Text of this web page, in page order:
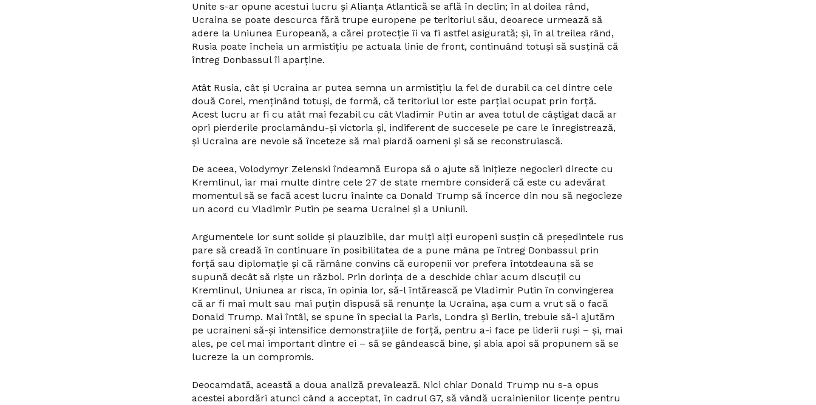
Unite s-ar opune acestui lucru și Alianța Atlantică se află în declin; în al doilea rând,
Ucraina se poate descurca fără trupe europene pe teritoriul său, deoarece urmează să
adere la Uniunea Europeană, a cărei protecție îi va fi astfel asigurată; și, în al treilea rând,
Rusia poate încheia un armistițiu pe actuala linie de front, continuând totuși să susțină că
întreg Donbassul îi aparține.
Atât Rusia, cât și Ucraina ar putea semna un armistițiu la fel de durabil ca cel dintre cele
două Corei, menținând totuși, de formă, că teritoriul lor este parțial ocupat prin forță.
Acest lucru ar fi cu atât mai fezabil cu cât Vladimir Putin ar avea totul de câștigat dacă ar
opri pierderile proclamându-și victoria și, indiferent de succesele pe care le înregistrează,
și Ucraina are nevoie să înceteze să mai piardă oameni și să se reconstruiască.
De aceea, Volodymyr Zelenski îndeamnă Europa să o ajute să inițieze negocieri directe cu
Kremlinul, iar mai multe dintre cele 27 de state membre consideră că este cu adevărat
momentul să se facă acest lucru înainte ca Donald Trump să încerce din nou să negocieze
un acord cu Vladimir Putin pe seama Ucrainei și a Uniunii.
Argumentele lor sunt solide și plauzibile, dar mulți alți europeni susțin că președintele rus
pare să creadă în continuare în posibilitatea de a pune mâna pe întreg Donbassul prin
forță sau diplomație și că rămâne convins că europenii vor prefera întotdeauna să se
supună decât să riște un război. Prin dorința de a deschide chiar acum discuții cu
Kremlinul, Uniunea ar risca, în opinia lor, să-l întărească pe Vladimir Putin în convingerea
că ar fi mai mult sau mai puțin dispusă să renunțe la Ucraina, așa cum a vrut să o facă
Donald Trump. Mai întâi, se spune în special la Paris, Londra și Berlin, trebuie să-i ajutăm
pe ucraineni să-și intensifice demonstrațiile de forță, pentru a-i face pe liderii ruși – și, mai
ales, pe cel mai important dintre ei – să se gândească bine, și abia apoi să propunem să se
lucreze la un compromis.
Deocamdată, această a doua analiză prevalează. Nici chiar Donald Trump nu s-a opus
acestei abordări atunci când a acceptat, în cadrul G7, să vândă ucrainienilor licențe pentru